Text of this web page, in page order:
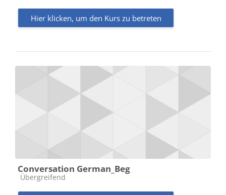
Hier klicken, um den Kurs zu betreten
Conversation German_Beg
Kursbereich
Übergreifend